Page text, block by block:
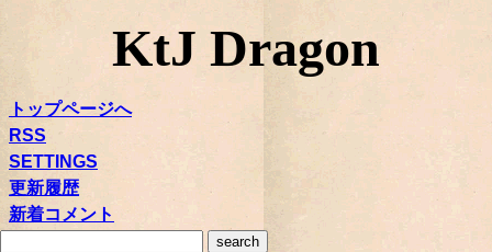
KtJ Dragon
トップページへ
RSS
SETTINGS
更新履歴
新着コメント